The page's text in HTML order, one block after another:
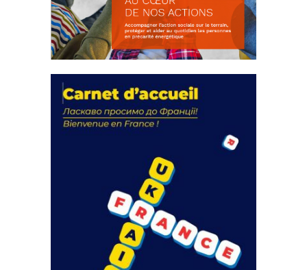
actions
18 septembre 2023
FEUILLETER